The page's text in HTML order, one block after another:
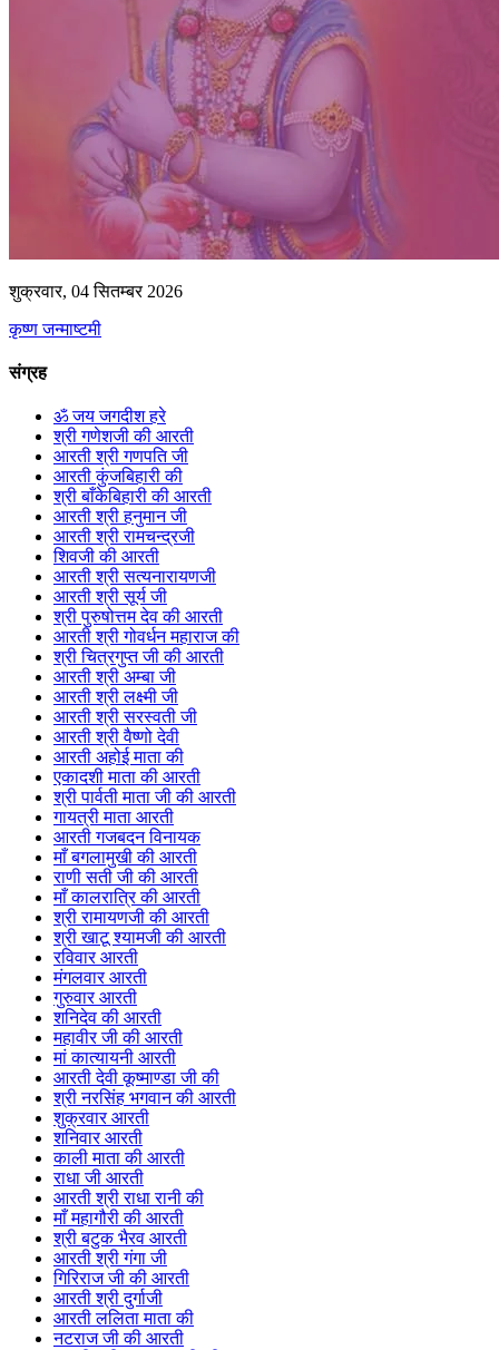
शुक्रवार, 04 सितम्बर 2026
कृष्ण जन्माष्टमी
संग्रह
ॐ जय जगदीश हरे
श्री गणेशजी की आरती
आरती श्री गणपति जी
आरती कुंजबिहारी की
श्री बाँकेबिहारी की आरती
आरती श्री हनुमान जी
आरती श्री रामचन्द्रजी
शिवजी की आरती
आरती श्री सत्यनारायणजी
आरती श्री सूर्य जी
श्री पुरुषोत्तम देव की आरती
आरती श्री गोवर्धन महाराज की
श्री चित्रगुप्त जी की आरती
आरती श्री अम्बा जी
आरती श्री लक्ष्मी जी
आरती श्री सरस्वती जी
आरती श्री वैष्णो देवी
आरती अहोई माता की
एकादशी माता की आरती
श्री पार्वती माता जी की आरती
गायत्री माता आरती
आरती गजबदन विनायक
माँ बगलामुखी की आरती
राणी सती जी की आरती
माँ कालरात्रि की आरती
श्री रामायणजी की आरती
श्री खाटू श्यामजी की आरती
रविवार आरती
मंगलवार आरती
गुरुवार आरती
शनिदेव की आरती
महावीर जी की आरती
मां कात्यायनी आरती
आरती देवी कूष्माण्डा जी की
श्री नरसिंह भगवान की आरती
शुक्रवार आरती
शनिवार आरती
काली माता की आरती
राधा जी आरती
आरती श्री राधा रानी की
माँ महागौरी की आरती
श्री बटुक भैरव आरती
आरती श्री गंगा जी
गिरिराज जी की आरती
आरती श्री दुर्गाजी
आरती ललिता माता की
नटराज जी की आरती